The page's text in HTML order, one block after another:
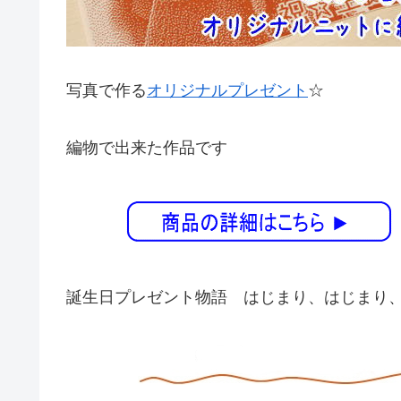
写真で作るオリジナルプレゼント ☆
編物で出来た作品です
誕生日プレゼント物語 はじまり、はじまり